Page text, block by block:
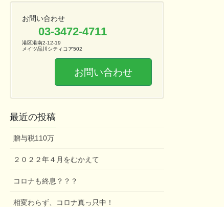
お問い合わせ
03-3472-4711
港区港南2-12-19
メイツ品川シティコア502
お問い合わせ
最近の投稿
贈与税110万
２０２２年４月をむかえて
コロナも終息？？？
相変わらず、コロナ真っ只中！